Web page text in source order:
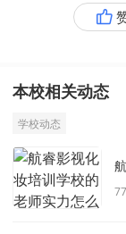
本校相关动态
学校动态
77